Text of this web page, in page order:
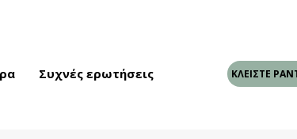
Συχνές ερωτήσεις ΚΛΕΙΣΤΕ